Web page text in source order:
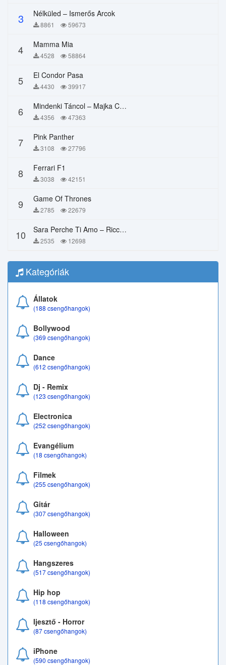
3 Nélküled – Ismerős Arcok
8861 59673
4 Mamma Mia
4528 58864
5 El Condor Pasa
4430 39917
6 Mindenki Táncol – Majka Curtis, Péter Majoros
4356 47363
7 Pink Panther
3108 27796
8 Ferrari F1
3038 42151
9 Game Of Thrones
2785 22679
10 Sara Perche Ti Amo – Ricchi E Poveri
2535 12698
Kategóriák
Állatok
(188 csengőhangok)
Bollywood
(369 csengőhangok)
Dance
(612 csengőhangok)
Dj - Remix
(123 csengőhangok)
Electronica
(252 csengőhangok)
Evangélium
(18 csengőhangok)
Filmek
(255 csengőhangok)
Gitár
(307 csengőhangok)
Halloween
(25 csengőhangok)
Hangszeres
(517 csengőhangok)
Hip hop
(118 csengőhangok)
Ijesztő - Horror
(87 csengőhangok)
iPhone
(590 csengőhangok)